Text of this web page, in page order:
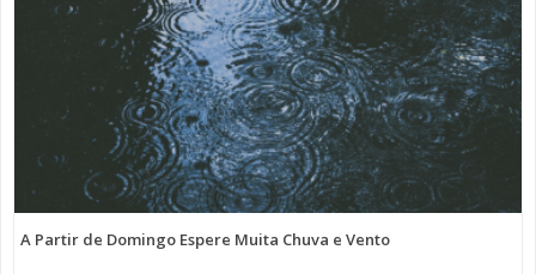
A Partir de Domingo Espere Muita Chuva e Vento